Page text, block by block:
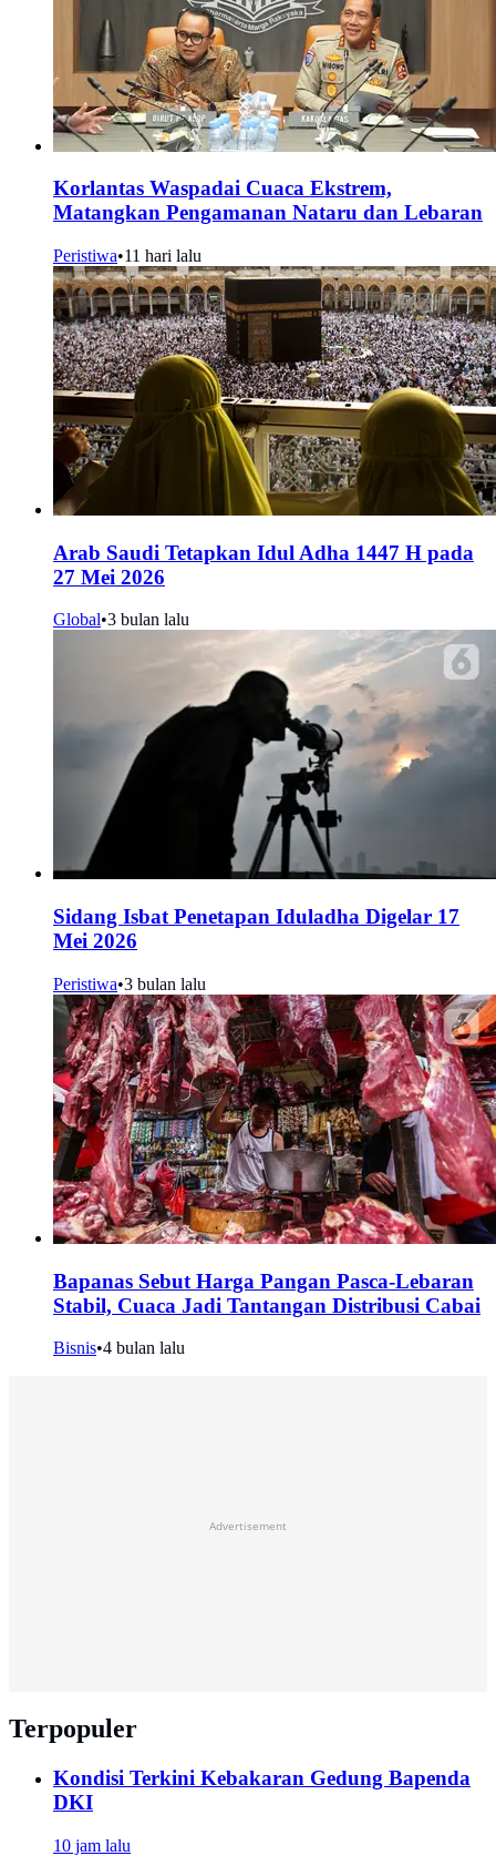
Korlantas Waspadai Cuaca Ekstrem,
Matangkan Pengamanan Nataru dan Lebaran
Peristiwa•11 hari lalu
Arab Saudi Tetapkan Idul Adha 1447 H pada
27 Mei 2026
Global•3 bulan lalu
Sidang Isbat Penetapan Iduladha Digelar 17
Mei 2026
Peristiwa•3 bulan lalu
Bapanas Sebut Harga Pangan Pasca-Lebaran
Stabil, Cuaca Jadi Tantangan Distribusi Cabai
Bisnis•4 bulan lalu
Advertisement
Terpopuler
Kondisi Terkini Kebakaran Gedung Bapenda
DKI
10 jam lalu